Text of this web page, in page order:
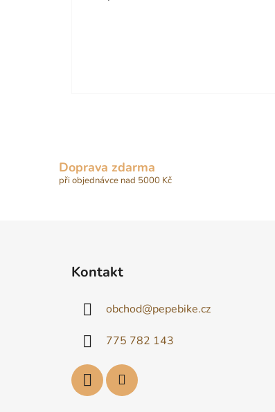
Doprava zdarma
při objednávce nad 5000 Kč
Kontakt
obchod@pepebike.cz
775 782 143